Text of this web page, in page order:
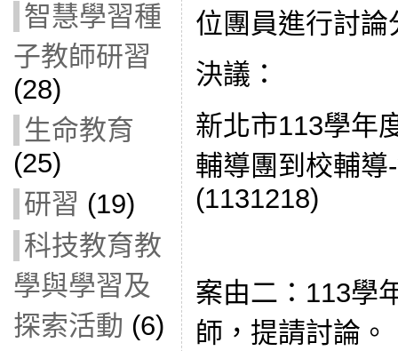
智慧學習種
子教師研習
(28)
生命教育
(25)
研習 (19)
科技教育教
學與學習及
探索活動 (6)
位團員進行討論
決議：
新北市113學年
輔導團到校輔
(1131218)
案由二：113學
師，提請討論。